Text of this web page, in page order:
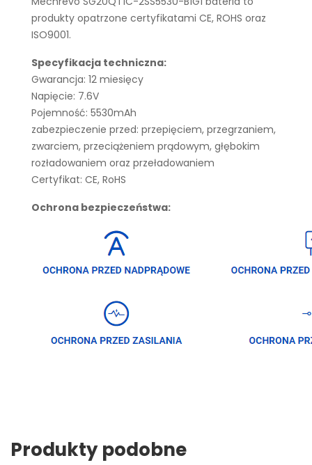
produkty opatrzone certyfikatami CE, ROHS oraz
ISO9001.
Specyfikacja techniczna:
Gwarancja: 12 miesięcy
Napięcie: 7.6V
Pojemność: 5530mAh
zabezpieczenie przed: przepięciem, przegrzaniem,
zwarciem, przeciążeniem prądowym, głębokim
rozładowaniem oraz przeładowaniem
Certyfikat: CE, RoHS
Ochrona bezpieczeństwa:
Produkty podobne